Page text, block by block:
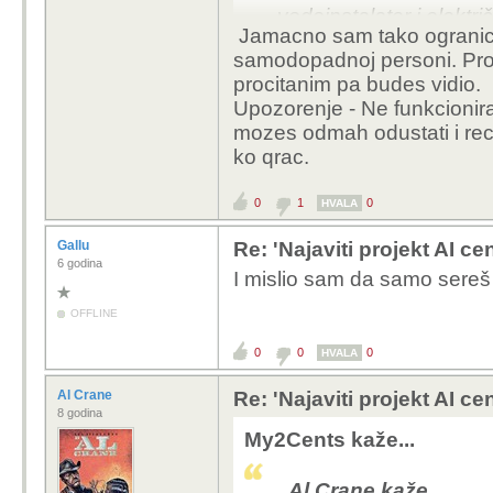
vodoinstalater i
Jamacno sam tako
samodopadnoj personi.
procitanim pa budes vidio.
Upozorenje - Ne
mozes odmah odustati i
ko qrac.
0 1 HVALA 0
Gallu
6 godina
OFFLINE
Re: 'Najaviti projekt AI
I mislio sam da samo
0 0 HVALA 0
Al Crane
8 godina
Re: 'Najaviti projekt AI
My2Cents kaže...